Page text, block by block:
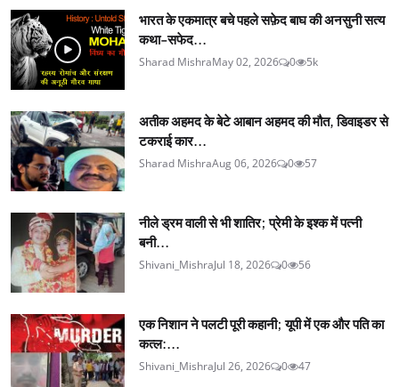
भारत के एकमात्र बचे पहले सफ़ेद बाघ की अनसुनी सत्य
कथा-सफेद...
Sharad MishraMay 02, 2026 0 5k
अतीक अहमद के बेटे आबान अहमद की मौत, डिवाइडर से
टकराई कार...
Sharad MishraAug 06, 2026 0 57
नीले ड्रम वाली से भी शातिर; प्रेमी के इश्‍क में पत्नी
बनी...
Shivani_MishraJul 18, 2026 0 56
एक निशान ने पलटी पूरी कहानी; यूपी में एक और पति का
कत्ल:...
Shivani_MishraJul 26, 2026 0 47